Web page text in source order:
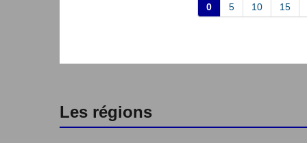
0 5 10 15
Les régions